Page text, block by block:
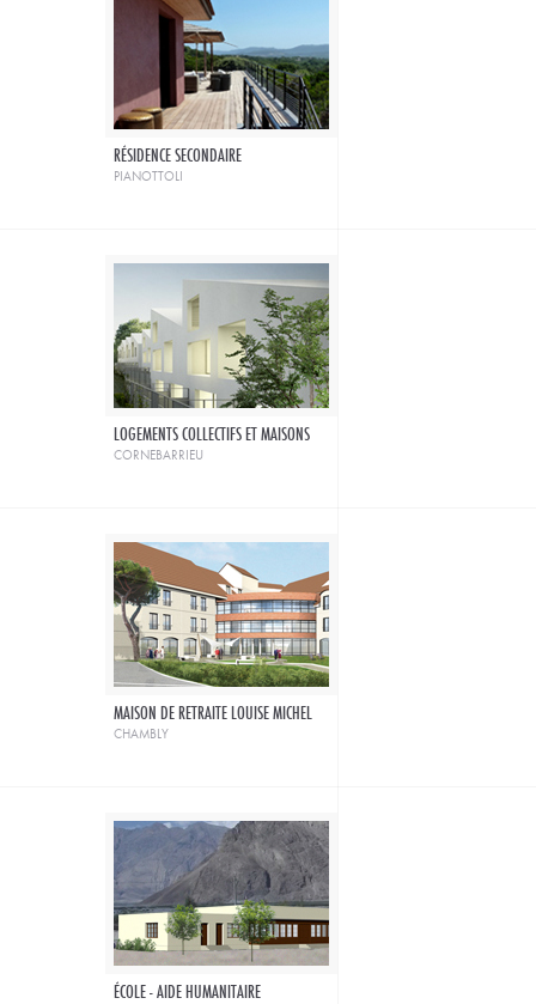
RÉSIDENCE SECONDAIRE
pianottoli
LOGEMENTS COLLECTIFS ET MAISONS
cornebarrieu
MAISON DE RETRAITE LOUISE MICHEL
chambly
ÉCOLE - AIDE HUMANITAIRE